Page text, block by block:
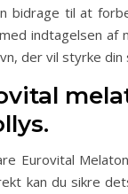
bidrage til at
indtagelsen af
der vil styrke
Eurovital
kan du sikre